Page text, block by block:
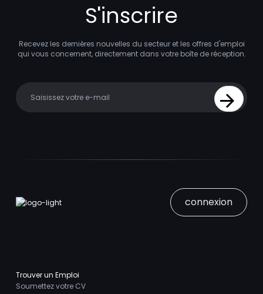
S'inscrire
Recevez les dernières nouvelles du secteur et les offres d'emploi
qui vous concernent, directement dans votre boîte de réception.
Sign Up
connexion
Trouver un Emploi
Soumettez votre CV